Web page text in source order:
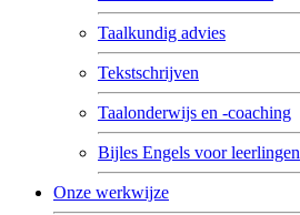
Taalkundig advies
Tekstschrijven
Taalonderwijs en -coaching
Bijles Engels voor leerlingen
Onze werkwijze